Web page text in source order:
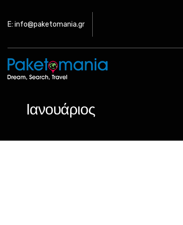
E: info@paketomania.gr
Ιανουάριος